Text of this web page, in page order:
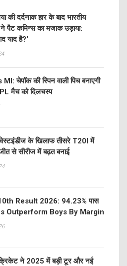
की दर्दनाक हार के बाद भारतीय
पैट कमिन्स का मजाक उड़ाया:
याद है?'
चेपॉक की स्पिन वाली पिच बनाएगी
मैच को दिलचस्प
के खिलाफ तीसरे T20I में
से सीरीज में बढ़त बनाई
Result 2026: 94.23% पास
Outperform Boys By Margin
क्रिकेट ने 2025 में बड़ी टूर और नई